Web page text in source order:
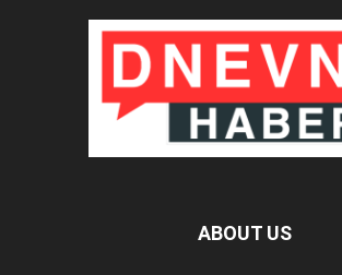
ABOUT US